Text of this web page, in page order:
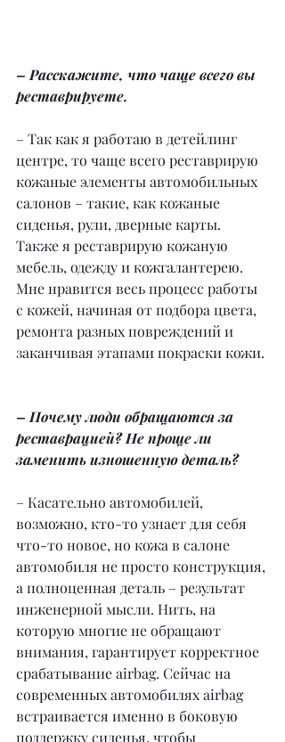
– Расскажите, что чаще всего вы
реставрируете.
– Так как я работаю в детейлинг
центре, то чаще всего реставрирую
кожаные элементы автомобильных
салонов – такие, как кожаные
сиденья, рули, дверные карты.
Также я реставрирую кожаную
мебель, одежду и кожгалантерею.
Мне нравится весь процесс работы
с кожей, начиная от подбора цвета,
ремонта разных повреждений и
заканчивая этапами покраски кожи.
– Почему люди обращаются за
реставрацией? Не проще ли
заменить изношенную деталь?
– Касательно автомобилей,
возможно, кто-то узнает для себя
что-то новое, но кожа в салоне
автомобиля не просто конструкция,
а полноценная деталь – результат
инженерной мысли. Нить, на
которую многие не обращают
внимания, гарантирует корректное
срабатывание airbag. Сейчас на
современных автомобилях airbag
встраивается именно в боковую
поддержку сиденья, чтобы